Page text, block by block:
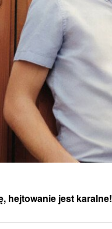
hejtowanie jest karalne!